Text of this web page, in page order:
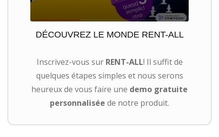
DÉCOUVREZ LE MONDE RENT-ALL
Inscrivez-vous sur RENT-ALL! Il suffit de
quelques étapes simples et nous serons
heureux de vous faire une demo gratuite
personnalisée de notre produit.